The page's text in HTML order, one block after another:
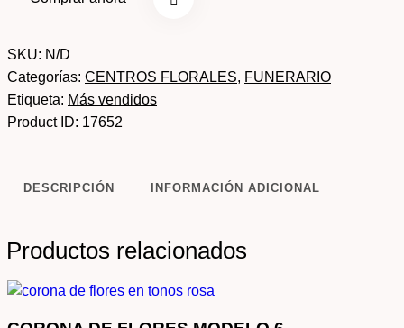
SKU: N/D
Categorías: CENTROS FLORALES, FUNERARIO
Etiqueta: Más vendidos
Product ID: 17652
DESCRIPCIÓN INFORMACIÓN ADICIONAL
Productos relacionados